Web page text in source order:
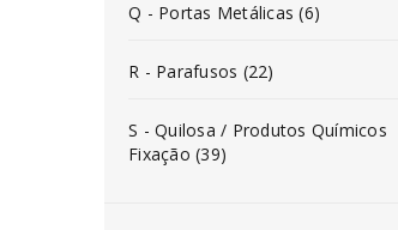
Q - Portas Metálicas (6)
R - Parafusos (22)
S - Quilosa / Produtos Químicos
Fixação (39)